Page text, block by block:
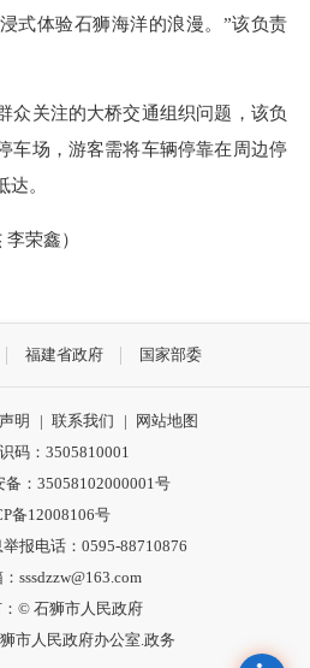
式体验石狮海洋的浪漫。”该负责
关注的大桥交通组织问题，该负
车场，游客需将车辆停靠在周边停
。
荣鑫）
福建省政府 国家部委
明 | 联系我们 |
网站地图
码：3505810001
备：35058102000001号
备12008106号
报电话：0595-88710876
sssdzzw@163.com
：© 石狮市人民政府
市人民政府办公室.政务